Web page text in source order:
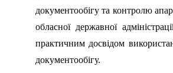
документообігу та контролю
обласної державної
практичним досвідом
документообігу.